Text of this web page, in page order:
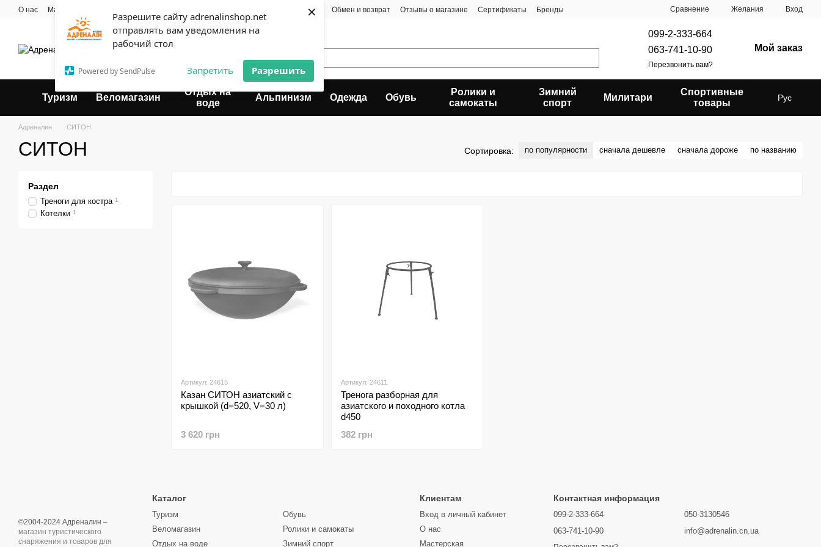
Разрешите сайту adrenalinshop.net
отправлять вам уведомления на
рабочий стол
Powered by SendPulse Запретить Разрешить
×
Перейти к основному контенту
О нас Мастерская Оплата и доставка Обмен и возврат Отзывы о магазине Сертификаты
Бренды
Пользовательское соглашение
Сравнение Желания Вход
Эксперт твоего отдыха
099-2-333-664
063-741-10-90
Перезвонить вам?
Мой заказ
Туризм Веломагазин
Отдых на
воде
Альпинизм Одежда Обувь
Ролики и
самокаты
Зимний
спорт
Милитари
Спортивные
товары
Рус
Адреналин СИТОН
СИТОН Сортировка: по популярности сначала дешевле сначала дороже по названию
Артикул: 24615
Казан СИТОН азиатский с
крышкой (d=520, V=30 л)
3 620 грн
Артикул: 24611
Тренога разборная для
азиатского и походного котла
d450
382 грн
Раздел
Треноги для костра 1
Котелки 1
©2004-2024 Адреналин –
магазин туристического
снаряжения и товаров для
Каталог
Туризм
Веломагазин
Отдых на воде
Обувь
Ролики и самокаты
Зимний спорт
Клиентам
Вход в личный кабинет
О нас
Мастерская
Контактная информация
099-2-333-664
063-741-10-90
050-3130546
info@adrenalin.cn.ua